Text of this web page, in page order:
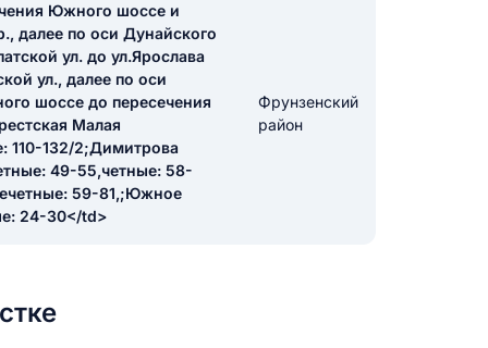
Южного шоссе и
далее по оси Дунайского
ул. до ул.Ярослава
ул., далее по оси
шоссе до пересечения
Малая
110-132/2;Димитрова
49-55,четные: 58-
59-81,;Южное
24-30</td>
Фрунзенский
район
отзыва